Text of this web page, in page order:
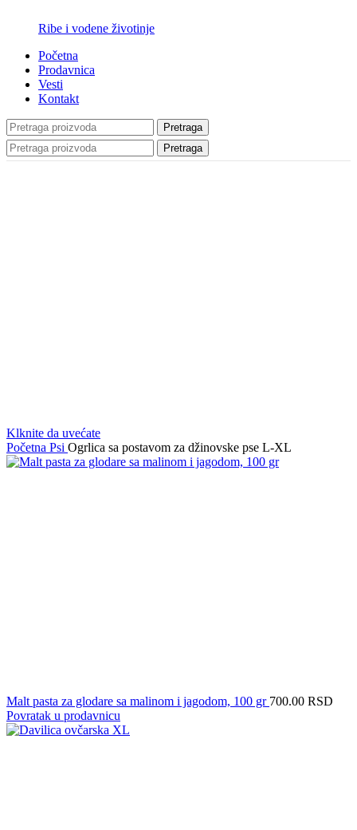
Ribe i vodene životinje
Početna
Prodavnica
Vesti
Kontakt
Pretraga
Pretraga
Klknite da uvećate
Početna Psi Ogrlica sa postavom za džinovske pse L-XL
Malt pasta za glodare sa malinom i jagodom, 100 gr 700.00 RSD
Povratak u prodavnicu